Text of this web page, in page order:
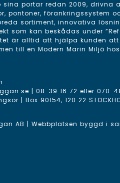
sina portar redan 2009,
pontoner, förankringssystem
sortiment, innovativa
som kan beskådas under
är alltid att hjälpa kunden
till en Modern Marin Miljö
|08-39 16 72 eller070-
| Box 90154, 120 22
AB | Webbplatsen byggd i